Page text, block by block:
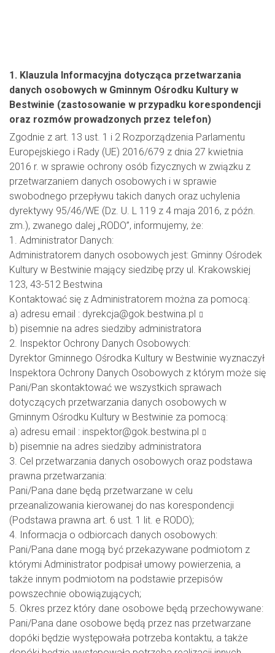
1. Klauzula Informacyjna dotycząca przetwarzania
danych osobowych w Gminnym Ośrodku Kultury w
Bestwinie (zastosowanie w przypadku korespondencji
oraz rozmów prowadzonych przez telefon)
Zgodnie z art. 13 ust. 1 i 2 Rozporządzenia Parlamentu
Europejskiego i Rady (UE) 2016/679 z dnia 27 kwietnia
2016 r. w sprawie ochrony osób fizycznych w związku z
przetwarzaniem danych osobowych i w sprawie
swobodnego przepływu takich danych oraz uchylenia
dyrektywy 95/46/WE (Dz. U. L 119 z 4 maja 2016, z późn.
zm.), zwanego dalej „RODO”, informujemy, że:
1. Administrator Danych:
Administratorem danych osobowych jest: Gminny Ośrodek
Kultury w Bestwinie mający siedzibę przy ul. Krakowskiej
123, 43-512 Bestwina
Kontaktować się z Administratorem można za pomocą:
a) adresu email : dyrekcja@gok.bestwina.pl
b) pisemnie na adres siedziby administratora
2. Inspektor Ochrony Danych Osobowych:
Dyrektor Gminnego Ośrodka Kultury w Bestwinie wyznaczył
Inspektora Ochrony Danych Osobowych z którym może się
Pani/Pan skontaktować we wszystkich sprawach
dotyczących przetwarzania danych osobowych w
Gminnym Ośrodku Kultury w Bestwinie za pomocą:
a) adresu email : inspektor@gok.bestwina.pl
b) pisemnie na adres siedziby administratora
3. Cel przetwarzania danych osobowych oraz podstawa
prawna przetwarzania:
Pani/Pana dane będą przetwarzane w celu
przeanalizowania kierowanej do nas korespondencji
(Podstawa prawna art. 6 ust. 1 lit. e RODO);
4. Informacja o odbiorcach danych osobowych:
Pani/Pana dane mogą być przekazywane podmiotom z
którymi Administrator podpisał umowy powierzenia, a
także innym podmiotom na podstawie przepisów
powszechnie obowiązujących;
5. Okres przez który dane osobowe będą przechowywane:
Pani/Pana dane osobowe będą przez nas przetwarzane
dopóki będzie występowała potrzeba kontaktu, a także